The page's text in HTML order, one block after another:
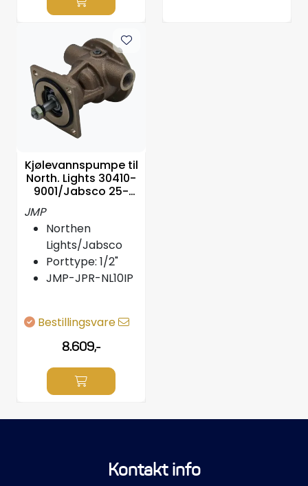
Kjølevannspumpe til
North. Lights 30410-
9001/Jabsco 25-
JMP
Northen
Lights/Jabsco
Porttype: 1/2"
JMP-JPR-NL10IP
Bestillingsvare
8.609,-
Kontakt info